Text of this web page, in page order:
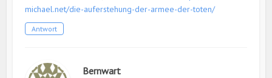
michael.net/die-auferstehung-der-armee-der-toten/
Antwort
Bernwart